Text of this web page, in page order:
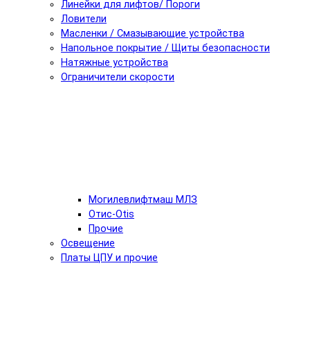
Линейки для лифтов/ Пороги
Ловители
Масленки / Смазывающие устройства
Напольное покрытие / Щиты безопасности
Натяжные устройства
Ограничители скорости
Могилевлифтмаш МЛЗ
Отис-Otis
Прочие
Освещение
Платы ЦПУ и прочие